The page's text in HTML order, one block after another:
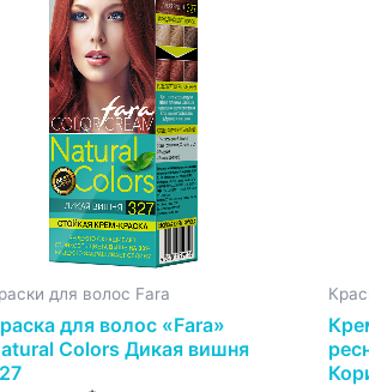
для волос Fara
для волос «Fara»
Colors Дикая вишня